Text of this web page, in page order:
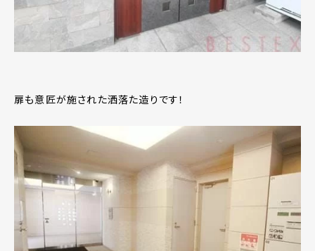
扉も意匠が施された洒落た造りです！